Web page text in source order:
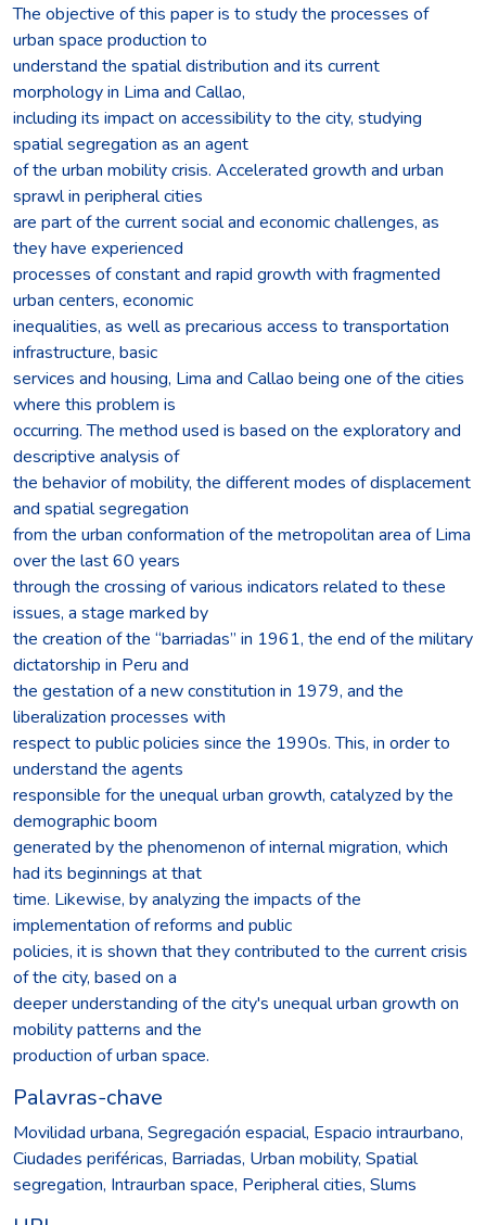
The objective of this paper is to study the processes of
urban space production to
understand the spatial distribution and its current
morphology in Lima and Callao,
including its impact on accessibility to the city, studying
spatial segregation as an agent
of the urban mobility crisis. Accelerated growth and urban
sprawl in peripheral cities
are part of the current social and economic challenges, as
they have experienced
processes of constant and rapid growth with fragmented
urban centers, economic
inequalities, as well as precarious access to transportation
infrastructure, basic
services and housing, Lima and Callao being one of the cities
where this problem is
occurring. The method used is based on the exploratory and
descriptive analysis of
the behavior of mobility, the different modes of displacement
and spatial segregation
from the urban conformation of the metropolitan area of Lima
over the last 60 years
through the crossing of various indicators related to these
issues, a stage marked by
the creation of the “barriadas” in 1961, the end of the military
dictatorship in Peru and
the gestation of a new constitution in 1979, and the
liberalization processes with
respect to public policies since the 1990s. This, in order to
understand the agents
responsible for the unequal urban growth, catalyzed by the
demographic boom
generated by the phenomenon of internal migration, which
had its beginnings at that
time. Likewise, by analyzing the impacts of the
implementation of reforms and public
policies, it is shown that they contributed to the current crisis
of the city, based on a
deeper understanding of the city's unequal urban growth on
mobility patterns and the
production of urban space.
Palavras-chave
Movilidad urbana, Segregación espacial, Espacio intraurbano,
Ciudades periféricas, Barriadas, Urban mobility, Spatial
segregation, Intraurban space, Peripheral cities, Slums